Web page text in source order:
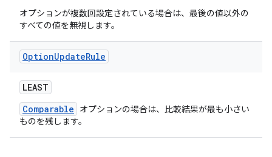
オプションが複数回設定されている場合は、最後の値以外の
すべての値を無視します。
OptionUpdateRule
LEAST
Comparable
オプションの場合は、比較結果が最も小さい
ものを残します。